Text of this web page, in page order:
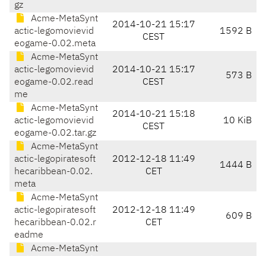
gz
Acme-MetaSynt
actic-legomovievid
eogame-0.02.meta
2014-10-21 15:17
CEST
1592 B
Acme-MetaSynt
actic-legomovievid
eogame-0.02.read
me
2014-10-21 15:17
CEST
573 B
Acme-MetaSynt
actic-legomovievid
eogame-0.02.tar.gz
2014-10-21 15:18
CEST
10 KiB
Acme-MetaSynt
actic-legopiratesoft
hecaribbean-0.02.
meta
2012-12-18 11:49
CET
1444 B
Acme-MetaSynt
actic-legopiratesoft
hecaribbean-0.02.r
eadme
2012-12-18 11:49
CET
609 B
Acme-MetaSynt